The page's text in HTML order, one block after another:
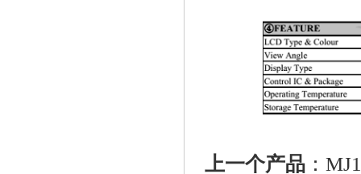
上一个产品 ：